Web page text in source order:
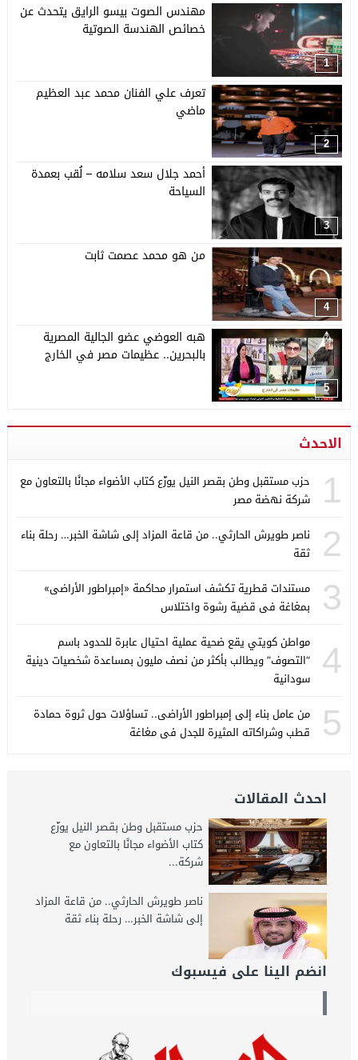
1
مهندس الصوت بيسو الرايق يتحدث عن
خصائص الهندسة الصوتية
2
تعرف علي الفنان محمد عبد العظيم
ماضي
3
أحمد جلال سعد سلامه – لُقب بعمدة
السياحة
4
من هو محمد عصمت ثابت
5
هبه العوضي عضو الجالية المصرية
بالبحرين.. عظيمات مصر في الخارج
الاحدث
1
حزب مستقبل وطن بقصر النيل يوزّع كتاب الأضواء مجانًا بالتعاون مع
شركة نهضة مصر
2
ناصر طويرش الحارثي.. من قاعة المزاد إلى شاشة الخبر… رحلة بناء
ثقة
3
مستندات قطرية تكشف استمرار محاكمة «إمبراطور الأراضى»
بمغاغة فى قضية رشوة واختلاس
4
مواطن كويتي يقع ضحية عملية احتيال عابرة للحدود باسم
“التصوف” ويطالب بأكثر من نصف مليون بمساعدة شخصيات دينية
سودانية
5
من عامل بناء إلى إمبراطور الأراضى.. تساؤلات حول ثروة حمادة
قطب وشراكاته المثيرة للجدل فى مغاغة
احدث المقالات
حزب مستقبل وطن بقصر النيل يوزّع
كتاب الأضواء مجانًا بالتعاون مع
شركة...
ناصر طويرش الحارثي.. من قاعة المزاد
إلى شاشة الخبر… رحلة بناء ثقة
انضم الينا على فيسبوك